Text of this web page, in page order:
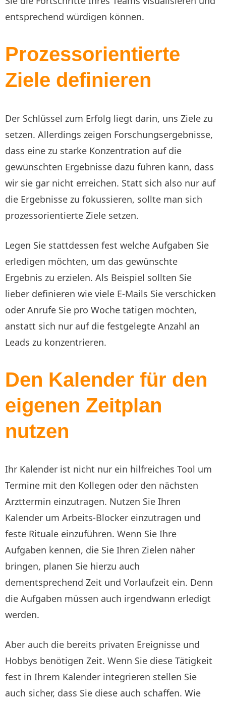
entsprechend würdigen können.
Prozessorientierte
Ziele definieren
Der Schlüssel zum Erfolg liegt darin, uns Ziele zu
setzen. Allerdings zeigen Forschungsergebnisse,
dass eine zu starke Konzentration auf die
gewünschten Ergebnisse dazu führen kann, dass
wir sie gar nicht erreichen. Statt sich also nur auf
die Ergebnisse zu fokussieren, sollte man sich
prozessorientierte Ziele setzen.
Legen Sie stattdessen fest welche Aufgaben Sie
erledigen möchten, um das gewünschte
Ergebnis zu erzielen. Als Beispiel sollten Sie
lieber definieren wie viele E-Mails Sie verschicken
oder Anrufe Sie pro Woche tätigen möchten,
anstatt sich nur auf die festgelegte Anzahl an
Leads zu konzentrieren.
Den Kalender für den
eigenen Zeitplan
nutzen
Ihr Kalender ist nicht nur ein hilfreiches Tool um
Termine mit den Kollegen oder den nächsten
Arzttermin einzutragen. Nutzen Sie Ihren
Kalender um Arbeits-Blocker einzutragen und
feste Rituale einzuführen. Wenn Sie Ihre
Aufgaben kennen, die Sie Ihren Zielen näher
bringen, planen Sie hierzu auch
dementsprechend Zeit und Vorlaufzeit ein. Denn
die Aufgaben müssen auch irgendwann erledigt
werden.
Aber auch die bereits privaten Ereignisse und
Hobbys benötigen Zeit. Wenn Sie diese Tätigkeit
fest in Ihrem Kalender integrieren stellen Sie
auch sicher, dass Sie diese auch schaffen. Wie